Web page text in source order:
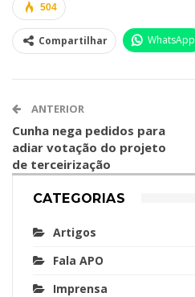
504
Compartilhar WhatsApp
ANTERIOR
Cunha nega pedidos para
adiar votação do projeto
de terceirização
CATEGORIAS
Artigos
Fala APO
Imprensa